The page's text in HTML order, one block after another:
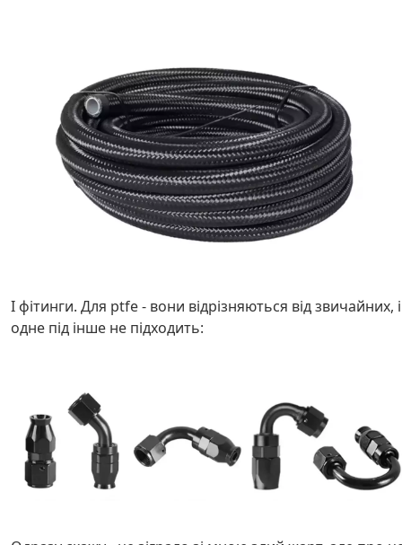
І фітинги. Для ptfe - вони відрізняються від звичайних, і
одне під інше не підходить: